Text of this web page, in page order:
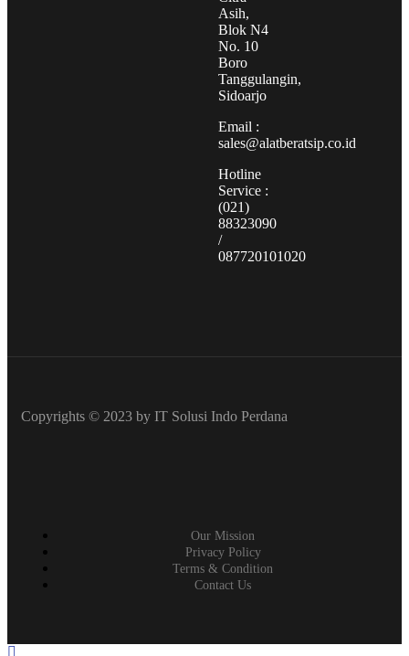
Asih,
Blok N4
No. 10
Boro
Tanggulangin,
Sidoarjo
Email :
sales@alatberatsip.co.id
Hotline
Service :
(021)
88323090
/
087720101020
Copyrights © 2023 by IT Solusi Indo Perdana
Our Mission
Privacy Policy
Terms & Condition
Contact Us